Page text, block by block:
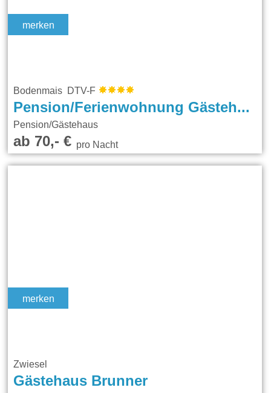
merken
Bodenmais DTV-F
Pension/Ferienwohnung Gästehaus Stern
Pension/Gästehaus
ab 70,- €pro Nacht
merken
Zwiesel
Gästehaus Brunner